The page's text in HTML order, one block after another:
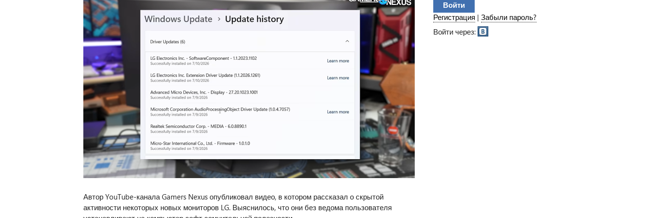
Автор YouTube-канала Gamers Nexus опубликовал видео, в котором рассказал о скрытой
активности некоторых новых мониторов LG. Выяснилось, что они без ведома пользователя
Регистрация | Забыли пароль?
Войти через: